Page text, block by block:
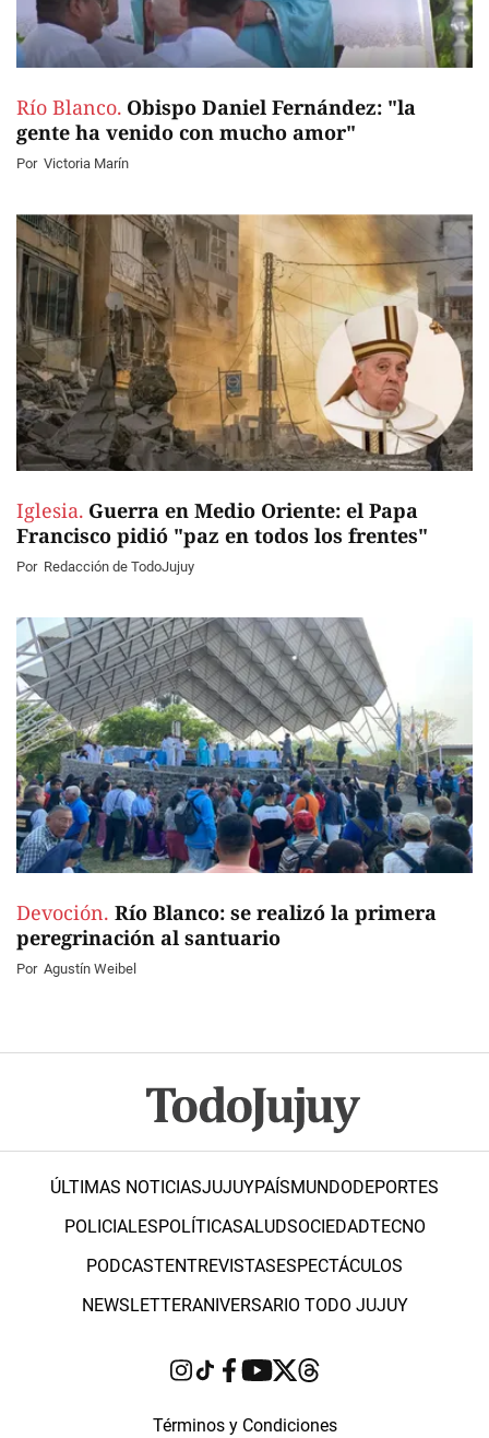
Río Blanco. Obispo Daniel Fernández: "la
gente ha venido con mucho amor"
Por Victoria Marín
Iglesia. Guerra en Medio Oriente: el Papa
Francisco pidió "paz en todos los frentes"
Por Redacción de TodoJujuy
Devoción. Río Blanco: se realizó la primera
peregrinación al santuario
Por Agustín Weibel
ÚLTIMAS NOTICIASJUJUYPAÍSMUNDODEPORTES
POLICIALESPOLÍTICASALUDSOCIEDADTECNO
PODCASTENTREVISTASESPECTÁCULOS
NEWSLETTERANIVERSARIO TODO JUJUY
Términos y Condiciones